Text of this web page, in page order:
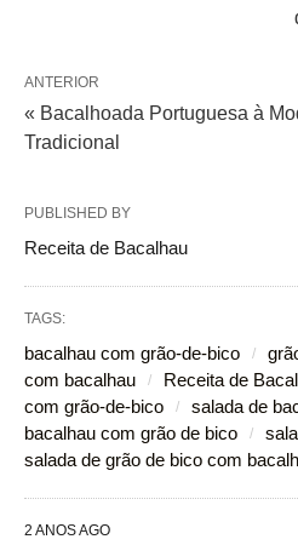
ANTERIOR
« Bacalhoada Portuguesa à
Tradicional
PUBLISHED BY
Receita de Bacalhau
TAGS:
bacalhau com grão-de-bico
com bacalhau
Receita de
com grão-de-bico
salada de
bacalhau com grão de bico
salada de grão de bico com
2 ANOS AGO